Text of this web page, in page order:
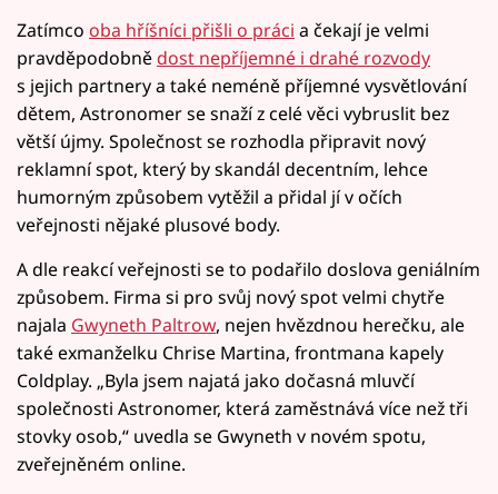
Zatímco oba hříšníci přišli o práci a čekají je velmi
pravděpodobně dost nepříjemné i drahé rozvody
s jejich partnery a také neméně příjemné vysvětlování
dětem, Astronomer se snaží z celé věci vybruslit bez
větší újmy. Společnost se rozhodla připravit nový
reklamní spot, který by skandál decentním, lehce
humorným způsobem vytěžil a přidal jí v očích
veřejnosti nějaké plusové body.
A dle reakcí veřejnosti se to podařilo doslova geniálním
způsobem. Firma si pro svůj nový spot velmi chytře
najala Gwyneth Paltrow, nejen hvězdnou herečku, ale
také exmanželku Chrise Martina, frontmana kapely
Coldplay. „Byla jsem najatá jako dočasná mluvčí
společnosti Astronomer, která zaměstnává více než tři
stovky osob,“ uvedla se Gwyneth v novém spotu,
zveřejněném online.